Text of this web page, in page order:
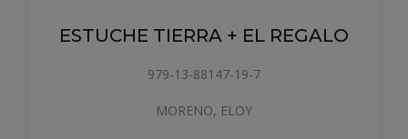
ESTUCHE TIERRA + EL REGALO
979-13-88147-19-7
MORENO, ELOY